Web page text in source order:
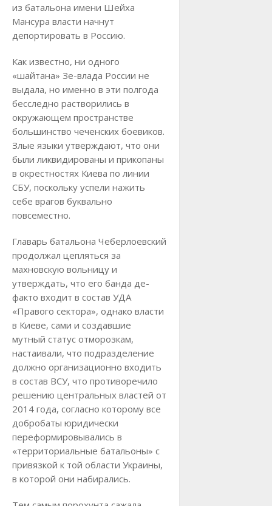
из батальона имени Шейха
Мансура власти начнут
депортировать в Россию.
Как известно, ни одного
«шайтана» Зе-влада России не
выдала, но именно в эти полгода
бесследно растворились в
окружающем пространстве
большинство чеченских боевиков.
Злые языки утверждают, что они
были ликвидированы и прикопаны
в окрестностях Киева по линии
СБУ, поскольку успели нажить
себе врагов буквально
повсеместно.
Главарь батальона Чеберлоевский
продолжал цепляться за
махновскую вольницу и
утверждать, что его банда де-
факто входит в состав УДА
«Правого сектора», однако власти
в Киеве, сами и создавшие
мутный статус отморозкам,
настаивали, что подразделение
должно организационно входить
в состав ВСУ, что противоречило
решению центральных властей от
2014 года, согласно которому все
добробаты юридически
переформировывались в
«территориальные батальоны» с
привязкой к той области Украины,
в которой они набирались.